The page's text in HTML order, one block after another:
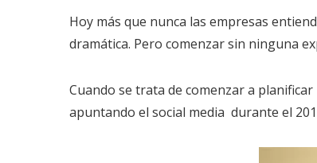
Hoy más que nunca las empresas
dramática. Pero comenzar sin ninguna
Cuando se trata de comenzar a
apuntando el social media durante el